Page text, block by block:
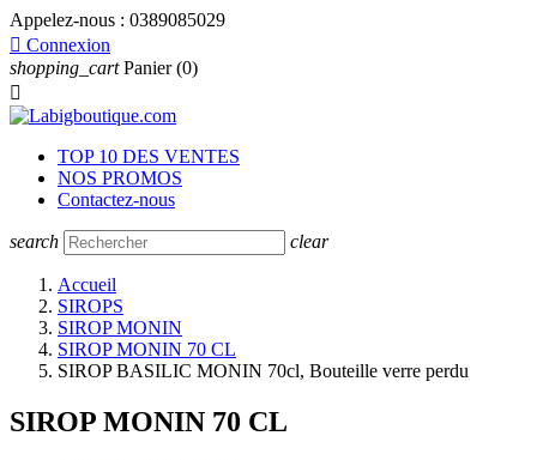
Appelez-nous : 0389085029
 Connexion
shopping_cart Panier (0)

TOP 10 DES VENTES
NOS PROMOS
Contactez-nous
search clear
Accueil
SIROPS
SIROP MONIN
SIROP MONIN 70 CL
SIROP BASILIC MONIN 70cl, Bouteille verre perdu
SIROP MONIN 70 CL